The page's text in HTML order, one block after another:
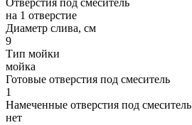
на 1 отверстие
Диаметр слива, см
9
Тип мойки
мойка
Готовые отверстия под смеситель
1
Намеченные отверстия под смеситель
нет